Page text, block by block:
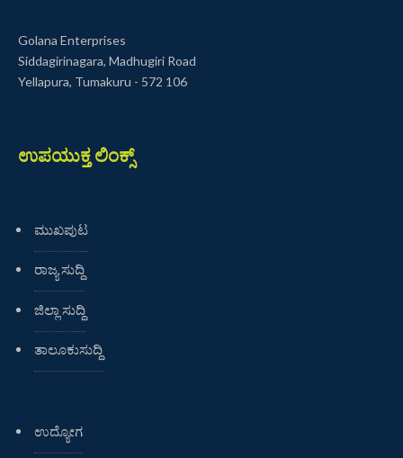
Golana Enterprises
Siddagirinagara, Madhugiri Road
Yellapura, Tumakuru - 572 106
ಉಪಯುಕ್ತ ಲಿಂಕ್ಸ್
ಮುಖಪುಟ
ರಾಜ್ಯ ಸುದ್ದಿ
ಜಿಲ್ಲಾ ಸುದ್ದಿ
ತಾಲೂಕುಸುದ್ದಿ
ಉದ್ಯೋಗ